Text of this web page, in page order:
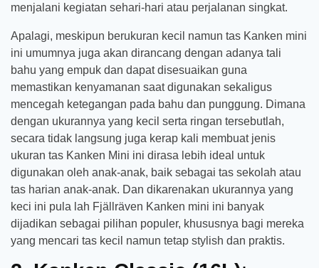
menjalani kegiatan sehari-hari atau perjalanan singkat.
Apalagi, meskipun berukuran kecil namun tas Kanken mini
ini umumnya juga akan dirancang dengan adanya tali
bahu yang empuk dan dapat disesuaikan guna
memastikan kenyamanan saat digunakan sekaligus
mencegah ketegangan pada bahu dan punggung. Dimana
dengan ukurannya yang kecil serta ringan tersebutlah,
secara tidak langsung juga kerap kali membuat jenis
ukuran tas Kanken Mini ini dirasa lebih ideal untuk
digunakan oleh anak-anak, baik sebagai tas sekolah atau
tas harian anak-anak. Dan dikarenakan ukurannya yang
keci ini pula lah Fjällräven Kanken mini ini banyak
dijadikan sebagai pilihan populer, khususnya bagi mereka
yang mencari tas kecil namun tetap stylish dan praktis.